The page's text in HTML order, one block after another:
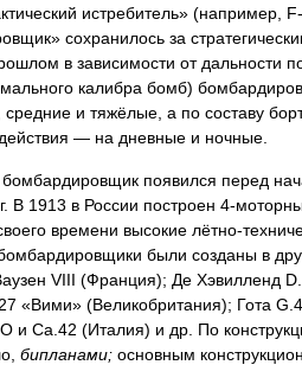
истребитель» (например,
сохранилось за
в зависимости от дальности
калибра бомб)
средние и тяжёлые, а по составу
— на дневные и ночные.
бомбардировщик появился перед
В 1913 в России построен 4-
времени высокие лётно-
были созданы в
VIII (Франция); Де Хэвилленд
«Вими» (Великобритания); Гота
и Са.42 (Италия) и др. По
бипланами; основным